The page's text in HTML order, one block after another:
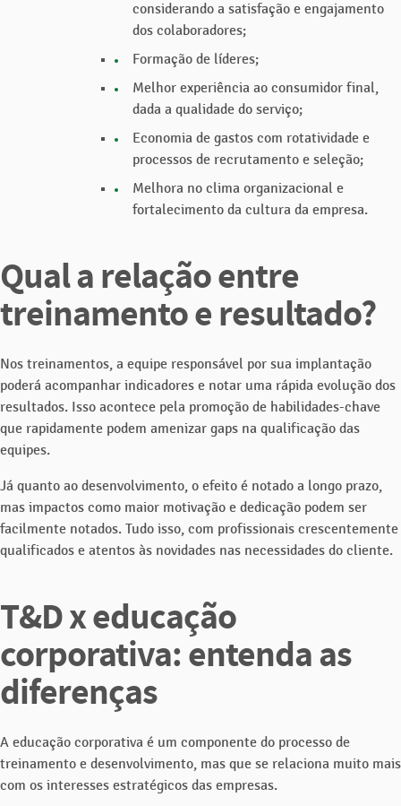
considerando a satisfação e engajamento
dos colaboradores;
Formação de líderes;
Melhor experiência ao consumidor final,
dada a qualidade do serviço;
Economia de gastos com rotatividade e
processos de recrutamento e seleção;
Melhora no clima organizacional e
fortalecimento da cultura da empresa.
Qual a relação entre
treinamento e resultado?
Nos treinamentos, a equipe responsável por sua implantação
poderá acompanhar indicadores e notar uma rápida evolução dos
resultados. Isso acontece pela promoção de habilidades-chave
que rapidamente podem amenizar gaps na qualificação das
equipes.
Já quanto ao desenvolvimento, o efeito é notado a longo prazo,
mas impactos como maior motivação e dedicação podem ser
facilmente notados. Tudo isso, com profissionais crescentemente
qualificados e atentos às novidades nas necessidades do cliente.
T&D x educação
corporativa: entenda as
diferenças
A educação corporativa é um componente do processo de
treinamento e desenvolvimento, mas que se relaciona muito mais
com os interesses estratégicos das empresas.